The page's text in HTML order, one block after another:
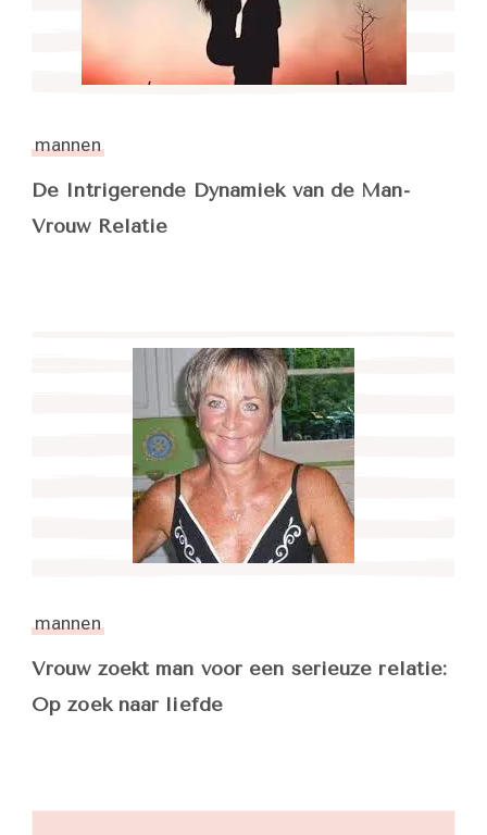
mannen
De Intrigerende Dynamiek van de Man-
Vrouw Relatie
mannen
Vrouw zoekt man voor een serieuze relatie:
Op zoek naar liefde